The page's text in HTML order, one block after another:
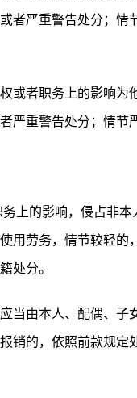
者严重警告处分；
或者职务上的影响
严重警告处分；情节
上的影响，侵占非
用劳务，情节较轻
处分。
当由本人、配偶、
销的，依照前款规定